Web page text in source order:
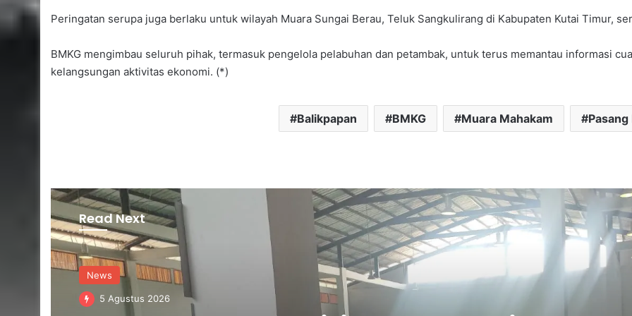
Peringatan serupa juga berlaku untuk wilayah Muara Sungai Berau, Teluk Sangkulirang di Kabupaten Kutai Timur,
BMKG mengimbau seluruh pihak, termasuk pengelola pelabuhan dan petambak, untuk terus memantau informasi
kelangsungan aktivitas ekonomi. (*)
Balikpapan BMKG Muara Mahakam Pasang
Read Next
Regional
5 Agustus 2026